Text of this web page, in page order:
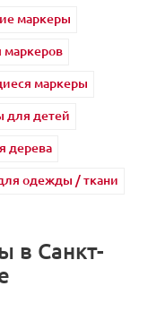
маркеры
маркеров
маркеры
для детей
дерева
одежды / ткани
в Санкт-